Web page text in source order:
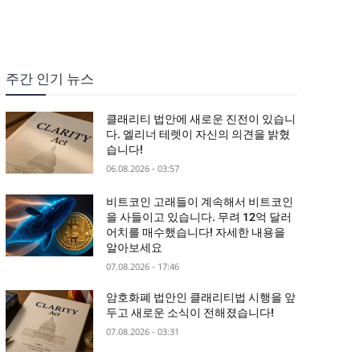
주간 인기 뉴스
클래리티 법안에 새로운 진전이 있습니
다. 엘리너 테렛이 자신의 의견을 밝혔
습니다!
06.08.2026 - 03:57
비트코인 고래들이 계속해서 비트코인
을 사들이고 있습니다. 무려 12억 달러
어치를 매수했습니다! 자세한 내용을
알아보세요
07.08.2026 - 17:46
암호화폐 법안인 클래리티법 시행을 앞
두고 새로운 소식이 전해졌습니다!
07.08.2026 - 03:31